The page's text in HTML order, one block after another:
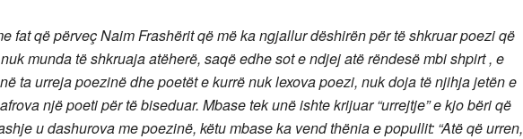
fat që përveç Naim Frashërit që më ka ngjallur dëshirën për të shkruar poezi që
munda të shkruaja atëherë, saqë edhe sot e ndjej atë rëndesë mbi shpirt , e
ta urreja poezinë dhe poetët e kurrë nuk lexova poezi, nuk doja të njihja jetën e
një poeti për të biseduar. Mbase tek unë ishte krijuar “urrejtje” e kjo bëri që
u dashurova me poezinë, këtu mbase ka vend thënia e popullit: “Atë që urren,